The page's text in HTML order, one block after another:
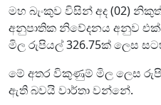
මහ බැංකුව විසින් අද (02)
අනුපාතික නිවේදනය අනුව
මිල රුපියල් 326.75ක් ලෙස
මේ අතර විකුණුම් මිල ලෙස
ඇති බවයි වාර්තා වන්නේ.